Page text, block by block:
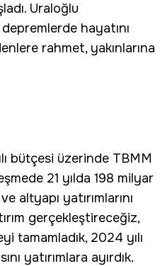
Uraloğlu
hayatını
rahmet, yakınlarına
bütçesi üzerinde TBMM
21 yılda 198 milyar
altyapı yatırımlarını
gerçekleştireceğiz,
tamamladık, 2024 yılı
yatırımlara ayırdık.